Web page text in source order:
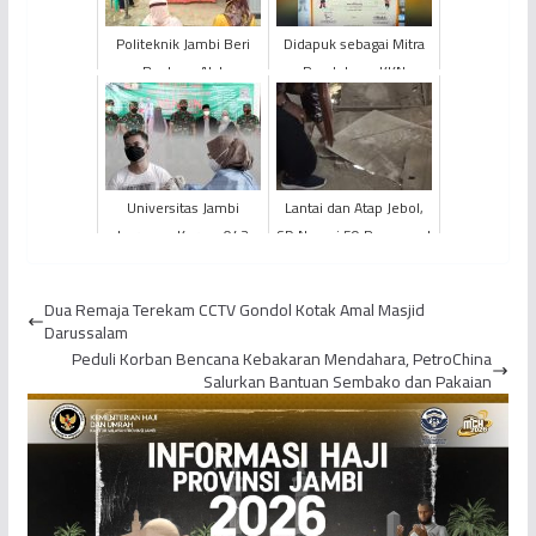
Politeknik Jambi Beri
Bantuan Alat
Pengolahan Kerupuk
Tanpa Minyak Kepada
Didapuk sebagai Mitra
Pendukung KKN
Kebangsaan dan
Bersama Tahun 2021,
PetroChina Rai...
Universitas Jambi
bersama Korem 042
Lantai dan Atap Jebol,
SD Negeri 59 Penyengat
Dua Remaja Terekam CCTV Gondol Kotak Amal Masjid
Darussalam
Peduli Korban Bencana Kebakaran Mendahara, PetroChina
Salurkan Bantuan Sembako dan Pakaian